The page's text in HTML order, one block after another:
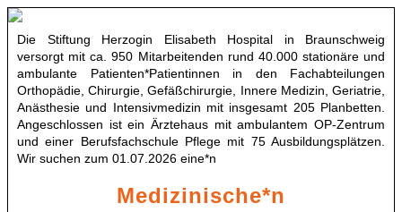
Die Stiftung Herzogin Elisabeth Hospital in Braunschweig
versorgt mit ca. 950 Mitarbeitenden rund 40.000 stationäre und
ambulante Patienten*Patientinnen in den Fachabteilungen
Orthopädie, Chirurgie, Gefäßchirurgie, Innere Medizin, Geriatrie,
Anästhesie und Intensivmedizin mit insgesamt 205 Planbetten.
Angeschlossen ist ein Ärztehaus mit ambulantem OP-Zentrum
und einer Berufsfachschule Pflege mit 75 Ausbildungsplätzen.
Wir suchen zum 01.07.2026 eine*n
Medizinische*n